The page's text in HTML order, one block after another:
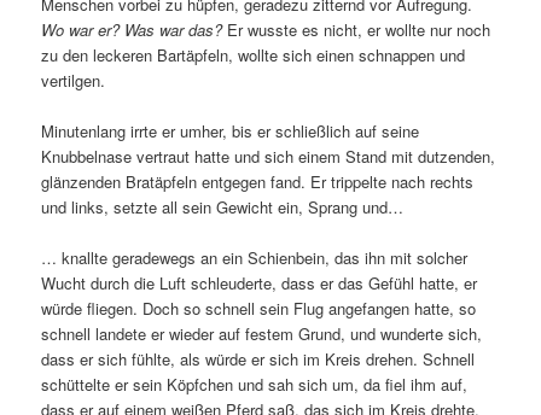
Wo war er? Was war das?Er wusste es nicht, er wollte nur noch
zu den leckeren Bartäpfeln, wollte sich einen schnappen und
vertilgen.
Minutenlang irrte er umher, bis er schließlich auf seine
Knubbelnase vertraut hatte und sich einem Stand mit dutzenden,
glänzenden Bratäpfeln entgegen fand. Er trippelte nach rechts
und links, setzte all sein Gewicht ein, Sprang und…
… knallte geradewegs an ein Schienbein, das ihn mit solcher
Wucht durch die Luft schleuderte, dass er das Gefühl hatte, er
würde fliegen. Doch so schnell sein Flug angefangen hatte, so
schnell landete er wieder auf festem Grund, und wunderte sich,
dass er sich fühlte, als würde er sich im Kreis drehen. Schnell
schüttelte er sein Köpfchen und sah sich um, da fiel ihm auf,
dass er auf einem weißen Pferd saß, das sich im Kreis drehte.